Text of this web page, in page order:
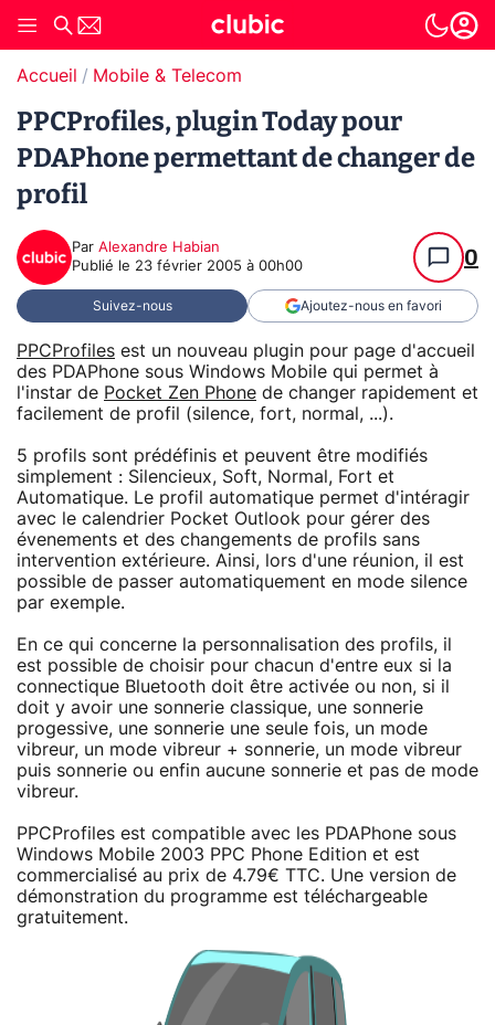
Accueil Mobile & Telecom
PPCProfiles, plugin Today pour
PDAPhone permettant de changer de
profil
Par Alexandre Habian
Publié le 23 février 2005 à 00h00 0
Suivez-nous Ajoutez-nous en favori
PPCProfiles est un nouveau plugin pour page d'accueil
des PDAPhone sous Windows Mobile qui permet à
l'instar de Pocket Zen Phone de changer rapidement et
facilement de profil (silence, fort, normal, ...).
5 profils sont prédéfinis et peuvent être modifiés
simplement : Silencieux, Soft, Normal, Fort et
Automatique. Le profil automatique permet d'intéragir
avec le calendrier Pocket Outlook pour gérer des
évenements et des changements de profils sans
intervention extérieure. Ainsi, lors d'une réunion, il est
possible de passer automatiquement en mode silence
par exemple.
En ce qui concerne la personnalisation des profils, il
est possible de choisir pour chacun d'entre eux si la
connectique Bluetooth doit être activée ou non, si il
doit y avoir une sonnerie classique, une sonnerie
progessive, une sonnerie une seule fois, un mode
vibreur, un mode vibreur + sonnerie, un mode vibreur
puis sonnerie ou enfin aucune sonnerie et pas de mode
vibreur.
PPCProfiles est compatible avec les PDAPhone sous
Windows Mobile 2003 PPC Phone Edition et est
commercialisé au prix de 4.79€ TTC. Une version de
démonstration du programme est téléchargeable
gratuitement.